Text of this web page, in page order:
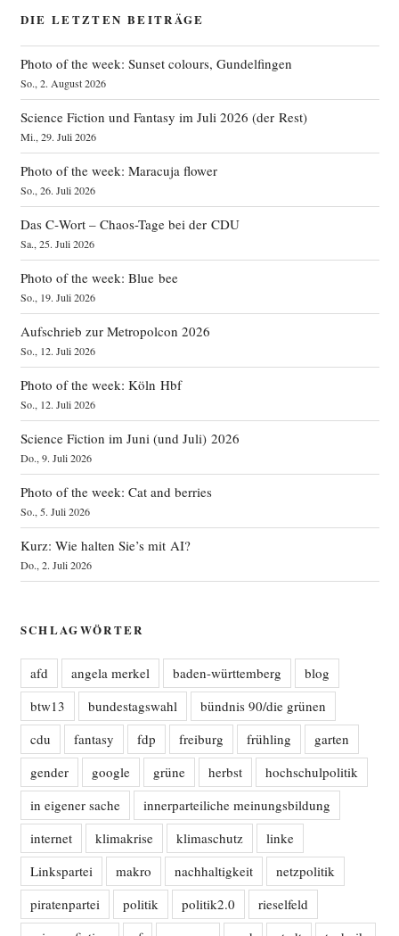
DIE LETZTEN BEITRÄGE
Photo of the week: Sunset colours, Gundelfingen
So., 2. August 2026
Science Fiction und Fantasy im Juli 2026 (der Rest)
Mi., 29. Juli 2026
Photo of the week: Maracuja flower
So., 26. Juli 2026
Das C‑Wort – Chaos-Tage bei der CDU
Sa., 25. Juli 2026
Photo of the week: Blue bee
So., 19. Juli 2026
Aufschrieb zur Metropolcon 2026
So., 12. Juli 2026
Photo of the week: Köln Hbf
So., 12. Juli 2026
Science Fiction im Juni (und Juli) 2026
Do., 9. Juli 2026
Photo of the week: Cat and berries
So., 5. Juli 2026
Kurz: Wie halten Sie’s mit AI?
Do., 2. Juli 2026
SCHLAGWÖRTER
afd angela merkel baden-württemberg
blog
btw13
bundestagswahl
bündnis 90/die grünen
cdu
fantasy fdp freiburg frühling
garten
gender
google grüne herbst
hochschulpolitik
in eigener sache
innerparteiliche meinungsbildung
internet
klimakrise klimaschutz
linke
Linkspartei
makro nachhaltigkeit
netzpolitik
piratenpartei
politik politik2.0
rieselfeld